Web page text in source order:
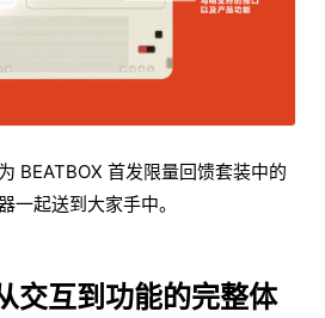
BEATBOX 首发限量回馈套装中的
一起送到大家手中。
交互到功能的完整体